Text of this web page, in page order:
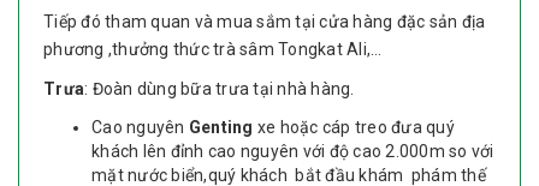
Tiếp đó tham quan và mua sắm tại cửa hàng đặc sản địa
phương ,thưởng thức trà sâm Tongkat Ali,…
Trưa: Đoàn dùng bữa trưa tại nhà hàng.
Cao nguyên Genting xe hoặc cáp treo đưa quý
khách lên đỉnh cao nguyên với độ cao 2.000m so với
mặt nước biển,quý khách bắt đầu khám phám thế